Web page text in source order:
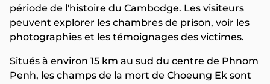
période de l'histoire du Cambodge. Les visiteurs
peuvent explorer les chambres de prison, voir les
photographies et les témoignages des victimes.
Situés à environ 15 km au sud du centre de Phnom
Penh, les champs de la mort de Choeung Ek sont